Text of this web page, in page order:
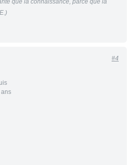
que la connaissance, parce que la
ans
#4